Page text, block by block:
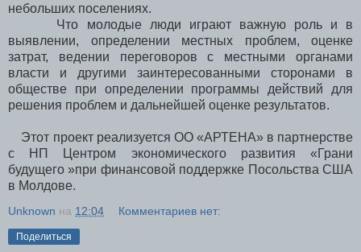
небольших поселениях.
Что молодые люди играют важную роль и в
выявлении, определении местных проблем, оценке
затрат, ведении переговоров с местными органами
власти и другими заинтересованными сторонами в
обществе при определении программы действий для
решения проблем и дальнейшей оценке результатов.
Этот проект реализуется ОО «AРТЕНА» в партнерстве
с НП Центром экономического развития «Грани
будущего »при финансовой поддержке Посольства США
в Молдове.
Unknown на 12:04 Комментариев нет:
Поделиться